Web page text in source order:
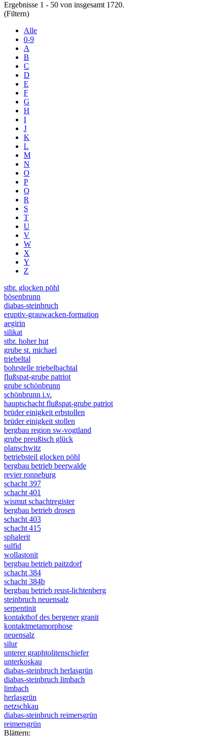
Ergebnisse 1 - 50 von insgesamt 1720.
(Filtern)
Alle
0-9
A
B
C
D
E
F
G
H
I
J
K
L
M
N
O
P
Q
R
S
T
U
V
W
X
Y
Z
stbr. glocken pöhl
bösenbrunn
diabas-steinbruch
eruptiv-grauwacken-formation
aegirin
silikat
stbr. hoher hut
grube st. michael
triebeltal
bohrstelle triebelbachtal
flußspat-grube patriot
grube schönbrunn
schönbrunn i.v.
hauptschacht flußspat-grube patriot
brüder einigkeit erbstollen
brüder einigkeit stollen
bergbau region sw-vogtland
grube preußisch glück
planschwitz
betriebsteil glocken pöhl
bergbau betrieb beerwalde
revier ronneburg
schacht 397
schacht 401
wismut schachtregister
bergbau betrieb drosen
schacht 403
schacht 415
sphalerit
sulfid
wollastonit
bergbau betrieb paitzdorf
schacht 384
schacht 384b
bergbau betrieb reust-lichtenberg
steinbruch neuensalz
serpentinit
kontakthof des bergener granit
kontaktmetamorphose
neuensalz
silur
unterer graphtolitenschiefer
unterkoskau
diabas-steinbruch herlasgrün
diabas-steinbruch limbach
limbach
herlasgrün
netzschkau
diabas-steinbruch reimersgrün
reimersgrün
Blättern: